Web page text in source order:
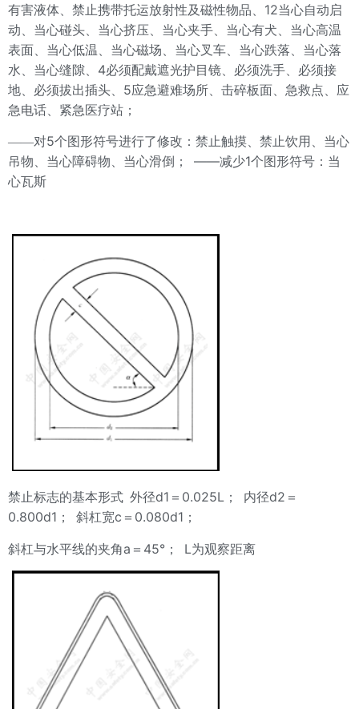
有害液体、禁止携带托运放射性及磁性物品、 12当心自动启
动、当心碰头、当心挤压、当心夹手、当心有犬、当心高温
表面、当心低温、当心磁场、当心叉车、当心跌落、当心落
水、当心缝隙、 4必须配戴遮光护目镜、必须洗手、必须接
地、必须拔出插头、 5应急避难场所、击碎板面、急救点、应
急电话、紧急医疗站；
——对5个图形符号进行了修改：禁止触摸、禁止饮用、当心
吊物、当心障碍物、当心滑倒；
——减少1个图形符号：当
心瓦斯
禁止标志的基本形式 外径d1 ＝ 0.025L ； 内径d2 ＝
0.800d1 ； 斜杠宽c ＝ 0.080d1 ；
斜杠与水平线的夹角a ＝ 45° ； L为观察距离